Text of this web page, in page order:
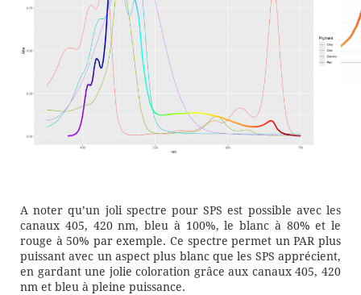
A noter qu’un joli spectre pour SPS est possible avec les
canaux 405, 420 nm, bleu à 100%, le blanc à 80% et le
rouge à 50% par exemple. Ce spectre permet un PAR plus
puissant avec un aspect plus blanc que les SPS apprécient,
en gardant une jolie coloration grâce aux canaux 405, 420
nm et bleu à pleine puissance.